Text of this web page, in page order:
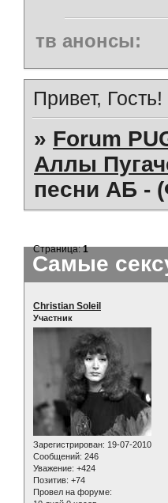
тв анонсы:
Привет, Гость!
» Forum
Аллы
песни АБ -
Самые
Страница:1
Christian Soleil
Участник
Зарегистрирован: 19-07-2010
Сообщений: 246
Уважение: +424
Позитив: +74
Провел на форуме: